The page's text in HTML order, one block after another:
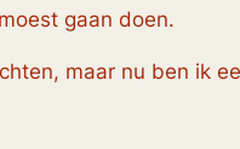
gaan doen.
maar nu ben ik